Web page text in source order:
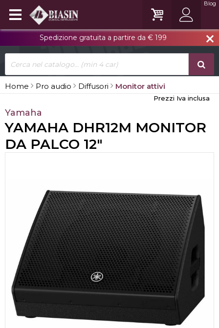
close
Spedizione gratuita a partire da € 199
Blog
Home Pro audio Diffusori Monitor attivi
Prezzi Iva inclusa
Yamaha
YAMAHA DHR12M MONITOR
DA PALCO 12"